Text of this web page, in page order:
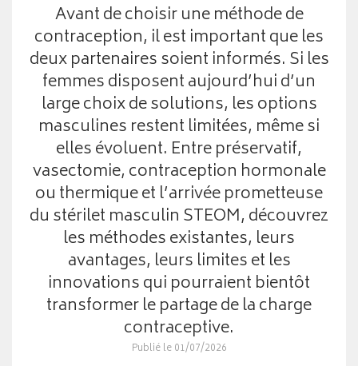
Avant de choisir une méthode de
contraception, il est important que les
deux partenaires soient informés. Si les
femmes disposent aujourd’hui d’un
large choix de solutions, les options
masculines restent limitées, même si
elles évoluent. Entre préservatif,
vasectomie, contraception hormonale
ou thermique et l’arrivée prometteuse
du stérilet masculin STEOM, découvrez
les méthodes existantes, leurs
avantages, leurs limites et les
innovations qui pourraient bientôt
transformer le partage de la charge
contraceptive.
Publié le 01/07/2026